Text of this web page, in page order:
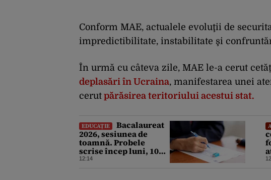
Conform MAE, actualele evoluţii de
impredictibilitate, instabilitate şi
În urmă cu câteva zile, MAE le-a cerut
deplasări în Ucraina, manifestarea unei
cerut părăsirea teritoriului acestui stat.
EDUCAȚIE
Bacalaureat
2026, sesiunea de
toamnă. Probele
scrise încep luni, 10
august. Ce trebuie să
12:14